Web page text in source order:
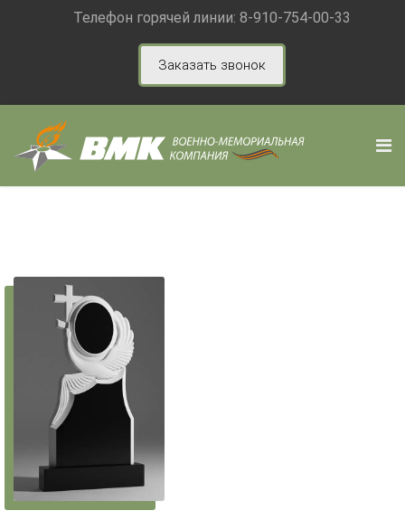
Телефон горячей линии: 8-910-754-00-33
Заказать звонок